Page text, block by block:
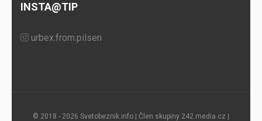
INSTA@TIP
urbex.from.pilsen
© 2018 - 2026 Svetobeznik.info | Člen skupiny 242.media.cz |